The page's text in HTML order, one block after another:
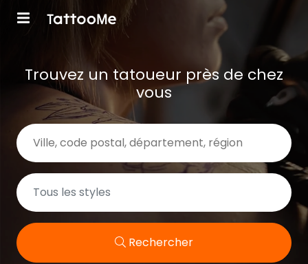
Trouvez un tatoueur près de chez
vous
Rechercher